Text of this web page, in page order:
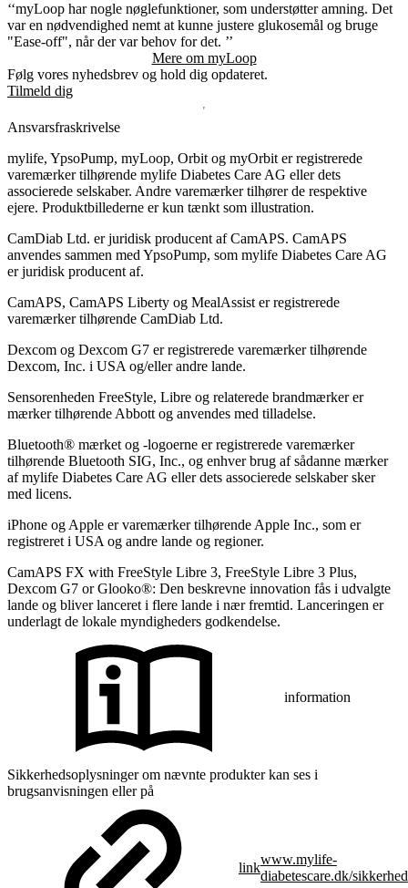
‘‘myLoop har nogle nøglefunktioner, som understøtter amning. Det
var en nødvendighed nemt at kunne justere glukosemål og bruge
"Ease-off", når der var behov for det. ’’
Mere om myLoop
Følg vores nyhedsbrev og hold dig opdateret.
Tilmeld dig
Ansvarsfraskrivelse
mylife, YpsoPump, myLoop, Orbit og myOrbit er registrerede
varemærker tilhørende mylife Diabetes Care AG eller dets
associerede selskaber. Andre varemærker tilhører de respektive
ejere. Produktbillederne er kun tænkt som illustration.
CamDiab Ltd. er juridisk producent af CamAPS. CamAPS
anvendes sammen med YpsoPump, som mylife Diabetes Care AG
er juridisk producent af.
CamAPS, CamAPS Liberty og MealAssist er registrerede
varemærker tilhørende CamDiab Ltd.
Dexcom og Dexcom G7 er registrerede varemærker tilhørende
Dexcom, Inc. i USA og/eller andre lande.
Sensorenheden FreeStyle, Libre og relaterede brandmærker er
mærker tilhørende Abbott og anvendes med tilladelse.
Bluetooth® mærket og -logoerne er registrerede varemærker
tilhørende Bluetooth SIG, Inc., og enhver brug af sådanne mærker
af mylife Diabetes Care AG eller dets associerede selskaber sker
med licens.
iPhone og Apple er varemærker tilhørende Apple Inc., som er
registreret i USA og andre lande og regioner.
CamAPS FX with FreeStyle Libre 3, FreeStyle Libre 3 Plus,
Dexcom G7 or Glooko®: Den beskrevne innovation fås i udvalgte
lande og bliver lanceret i flere lande i nær fremtid. Lanceringen er
underlagt de lokale myndigheders godkendelse.
information
Sikkerhedsoplysninger om nævnte produkter kan ses i
brugsanvisningen eller på
link
www.mylife-
diabetescare.dk/sikkerhed